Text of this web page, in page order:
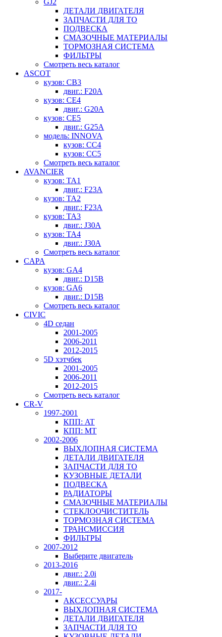
GJ2
ДЕТАЛИ ДВИГАТЕЛЯ
ЗАПЧАСТИ ДЛЯ ТО
ПОДВЕСКА
СМАЗОЧНЫЕ МАТЕРИАЛЫ
ТОРМОЗНАЯ СИСТЕМА
ФИЛЬТРЫ
Смотреть весь каталог
ASCOT
кузов: CB3
двиг.: F20A
кузов: CE4
двиг.: G20A
кузов: CE5
двиг.: G25A
модель: INNOVA
кузов: CC4
кузов: CC5
Смотреть весь каталог
AVANCIER
кузов: TA1
двиг.: F23A
кузов: TA2
двиг.: F23A
кузов: TA3
двиг.: J30A
кузов: TA4
двиг.: J30A
Смотреть весь каталог
CAPA
кузов: GA4
двиг.: D15B
кузов: GA6
двиг.: D15B
Смотреть весь каталог
CIVIC
4D седан
2001-2005
2006-2011
2012-2015
5D хэтчбек
2001-2005
2006-2011
2012-2015
Смотреть весь каталог
CR-V
1997-2001
КПП: AT
КПП: MT
2002-2006
ВЫХЛОПНАЯ СИСТЕМА
ДЕТАЛИ ДВИГАТЕЛЯ
ЗАПЧАСТИ ДЛЯ ТО
КУЗОВНЫЕ ДЕТАЛИ
ПОДВЕСКА
РАДИАТОРЫ
СМАЗОЧНЫЕ МАТЕРИАЛЫ
СТЕКЛООЧИСТИТЕЛЬ
ТОРМОЗНАЯ СИСТЕМА
ТРАНСМИССИЯ
ФИЛЬТРЫ
2007-2012
Выберите двигатель
2013-2016
двиг.: 2.0i
двиг.: 2.4i
2017-
АКСЕССУАРЫ
ВЫХЛОПНАЯ СИСТЕМА
ДЕТАЛИ ДВИГАТЕЛЯ
ЗАПЧАСТИ ДЛЯ ТО